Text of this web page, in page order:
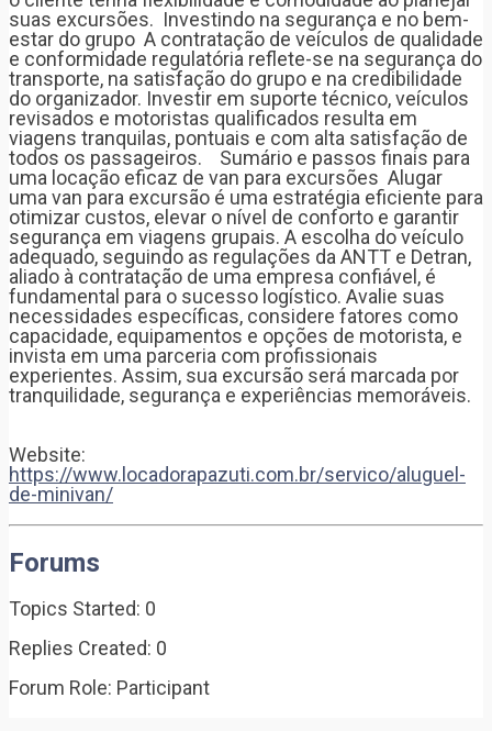
suas excursões. Investindo na segurança e no bem-
estar do grupo A contratação de veículos de qualidade
e conformidade regulatória reflete-se na segurança do
transporte, na satisfação do grupo e na credibilidade
do organizador. Investir em suporte técnico, veículos
revisados e motoristas qualificados resulta em
viagens tranquilas, pontuais e com alta satisfação de
todos os passageiros. Sumário e passos finais para
uma locação eficaz de van para excursões Alugar
uma van para excursão é uma estratégia eficiente para
otimizar custos, elevar o nível de conforto e garantir
segurança em viagens grupais. A escolha do veículo
adequado, seguindo as regulações da ANTT e Detran,
aliado à contratação de uma empresa confiável, é
fundamental para o sucesso logístico. Avalie suas
necessidades específicas, considere fatores como
capacidade, equipamentos e opções de motorista, e
invista em uma parceria com profissionais
experientes. Assim, sua excursão será marcada por
tranquilidade, segurança e experiências memoráveis.
Website:
https://www.locadorapazuti.com.br/servico/aluguel-
de-minivan/
Forums
Topics Started: 0
Replies Created: 0
Forum Role: Participant